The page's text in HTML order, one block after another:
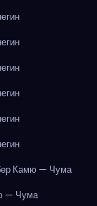
Камю — Чума
— Чума